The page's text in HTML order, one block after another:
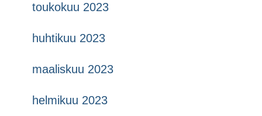
toukokuu 2023
huhtikuu 2023
maaliskuu 2023
helmikuu 2023